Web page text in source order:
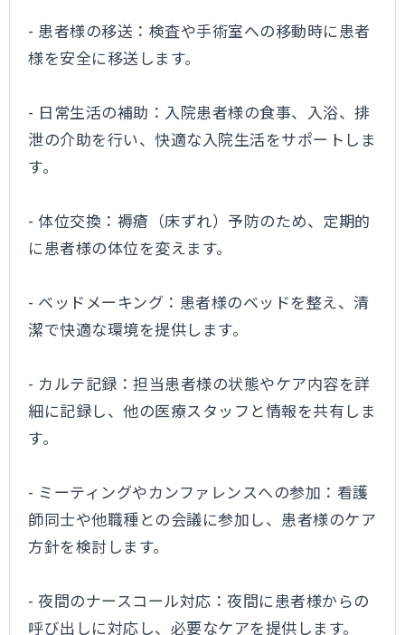
- 患者様の移送：検査や手術室への移動時に患者
様を安全に移送します。
- 日常生活の補助：入院患者様の食事、入浴、排
泄の介助を行い、快適な入院生活をサポートしま
す。
- 体位交換：褥瘡（床ずれ）予防のため、定期的
に患者様の体位を変えます。
- ベッドメーキング：患者様のベッドを整え、清
潔で快適な環境を提供します。
- カルテ記録：担当患者様の状態やケア内容を詳
細に記録し、他の医療スタッフと情報を共有しま
す。
- ミーティングやカンファレンスへの参加：看護
師同士や他職種との会議に参加し、患者様のケア
方針を検討します。
- 夜間のナースコール対応：夜間に患者様からの
呼び出しに対応し、必要なケアを提供します。